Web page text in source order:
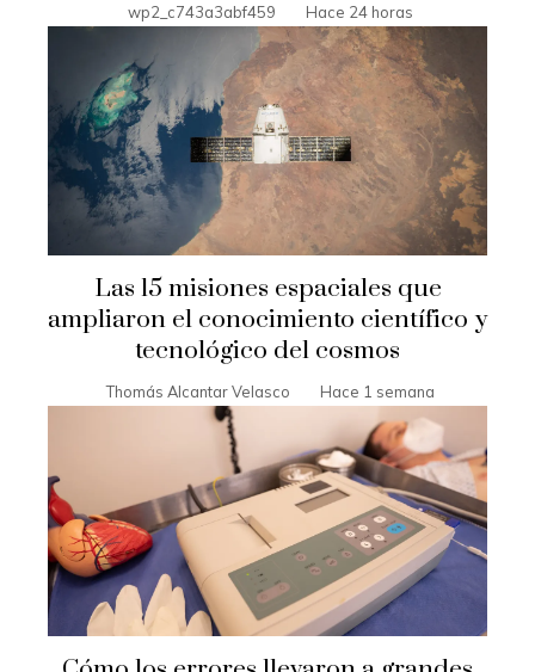
wp2_c743a3abf459 Hace 24 horas
Las 15 misiones espaciales que
ampliaron el conocimiento científico y
tecnológico del cosmos
Thomás Alcantar Velasco Hace 1 semana